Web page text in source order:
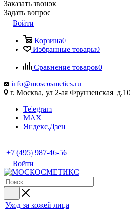
Заказать звонок
Задать вопрос
Войти
Корзина0
Избранные товары0
Сравнение товаров0
info@moscosmetics.ru
г. Москва, ул 2-ая Фрунзенская,
Telegram
MAX
Яндекс.Дзен
+7 (495) 987-46-56
Войти
Уход за кожей лица